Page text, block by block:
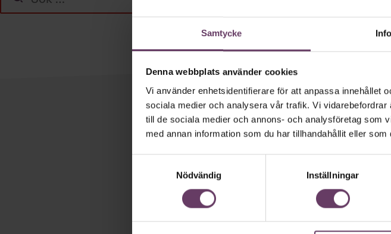
Samtycke
Denna webbplats använder cookies
Vi använder enhetsidentifierare för att anpassa innehållet
sociala medier och analysera vår trafik. Vi
till de sociala medier och annons- och analysföretag som
med annan information som du har tillhandahållit eller
Nödvändig
Inställningar
efter:
Håll dig
Våra populära nyhetsbrev
Chefakademin. Ledarskapsnytta
och/eller HR. Missa inget – börja